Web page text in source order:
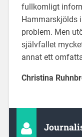
fullkomligt
Hammarskjölds
problem. Men
självfallet
annat ett
Christina